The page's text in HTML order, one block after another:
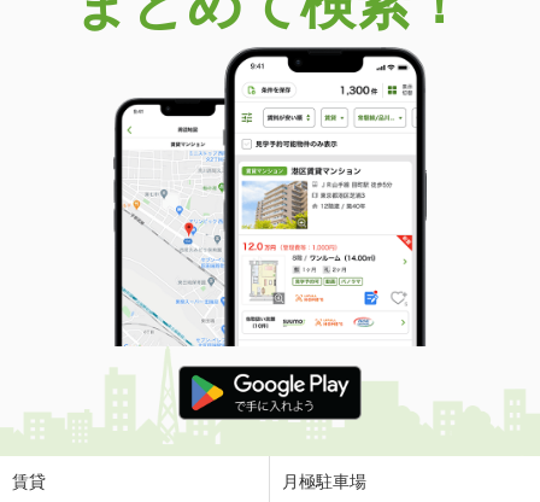
5.60万円
京都府京都市中京区西ノ京小倉町
専有面積 25.2m²
間取り
1K
京都府京都市下京区高倉通高辻下る葛籠屋町
価 格
4.50万円
住 所
京都府京都市下京区高倉通高辻下る葛
籠屋町
専有面積 18.83m²
間取り
1K
京都府京都市伏見区竹田藁屋町
価 格
住 所
京都府京都市伏見区竹田藁屋町
賃貸 月極駐車場